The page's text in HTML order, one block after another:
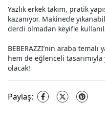
Yazlık erkek takım, pratik
kazanıyor. Makinede
derdi olmadan keyifle
BEBERAZZI’nin araba temalı
hem de eğlenceli
olacak!
Paylaş: